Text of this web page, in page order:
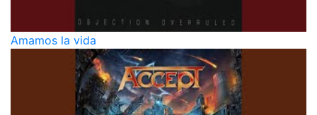
Amamos la vida